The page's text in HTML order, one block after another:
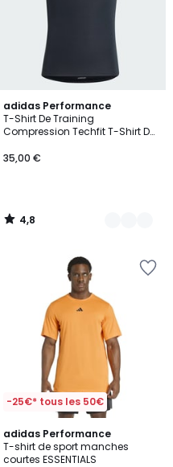
adidas Performance
T-Shirt De Training
Compression Techfit T-Shirt De
35,00 €
4,8
/ 5
2
Couleurs
4,8
/
-25€* tous les 50€
adidas Performance
T-shirt de sport manches
courtes ESSENTIALS
4,8
/ 5